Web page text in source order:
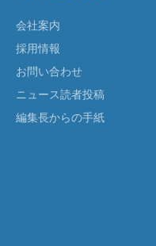
会社案内
採用情報
お問い合わせ
ニュース読者投稿
編集長からの手紙